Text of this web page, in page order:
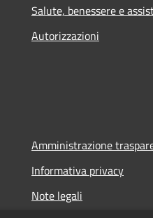
Salute, benessere e
Autorizzazioni
Amministrazione
Informativa privacy
Note legali